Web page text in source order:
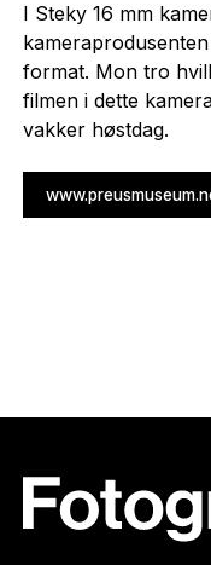
I Steky 16 mm
format. Mon tro
filmen i dette
vakker høstdag.